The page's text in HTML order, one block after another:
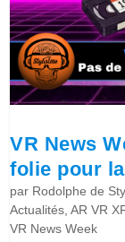
VR News
folie pour
par Rodolphe de
Actualités,AR VR
VR News Week